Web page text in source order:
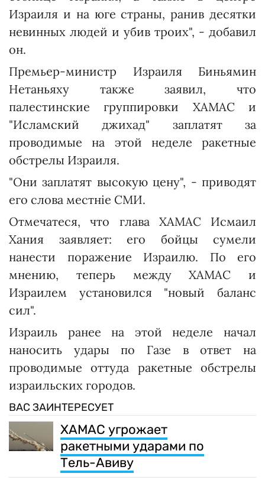
Израиля и на юге страны, ранив десятки
невинных людей и убив троих", - добавил
он.
Премьер-министр Израиля Биньямин
Нетаньяху также заявил, что
палестинские группировки ХАМАС и
"Исламский джихад" заплатят за
проводимые на этой неделе ракетные
обстрелы Израиля.
"Они заплатят высокую цену", - приводят
его слова местніе СМИ.
Отмечатеся, что глава ХАМАС Исмаил
Хания заявляет: его бойцы сумели
нанести поражение Израилю. По его
мнению, теперь между ХАМАС и
Израилем установился "новый баланс
сил".
Израиль ранее на этой неделе начал
наносить удары по Газе в ответ на
проводимые оттуда ракетные обстрелы
израильских городов.
ВАС ЗАИНТЕРЕСУЕТ
ХАМАС угрожает
ракетными ударами по
Тель-Авиву